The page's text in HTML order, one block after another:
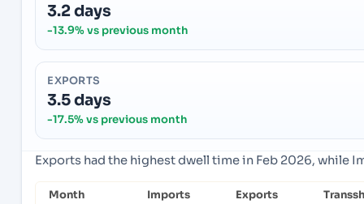
3.2 days
-13.9% vs previous month
EXPORTS
3.5 days
-17.5% vs previous month
Exports had the highest dwell time in Feb 2026, while
Month Imports Exports